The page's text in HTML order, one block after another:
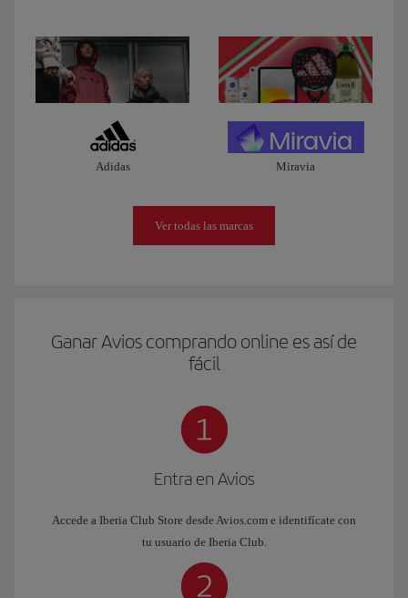
Adidas Miravia
Ver todas las marcas
Ganar Avios comprando online es así de
fácil
Entra en Avios
Accede a Iberia Club Store desde Avios.com e identifícate con
tu usuario de Iberia Club.